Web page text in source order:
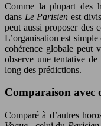
Comme la plupart des
dans Le Parisien est
peut aussi proposer des
L’organisation est
cohérence globale peut
observe une tentative
long des prédictions.
Comparaison avec
Comparé à d’autres